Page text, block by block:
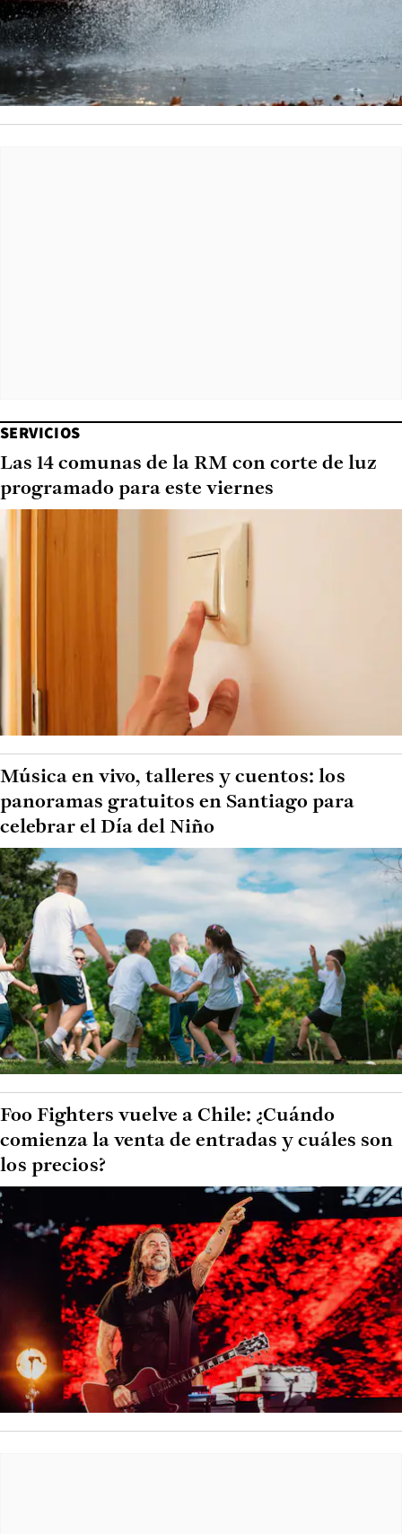
SERVICIOS
Las 14 comunas de la RM con corte de luz
programado para este viernes
Música en vivo, talleres y cuentos: los
panoramas gratuitos en Santiago para
celebrar el Día del Niño
Foo Fighters vuelve a Chile: ¿Cuándo
comienza la venta de entradas y cuáles son
los precios?